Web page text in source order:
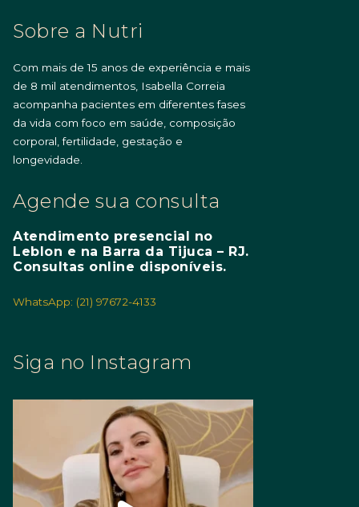
Sobre a Nutri
Com mais de 15 anos de experiência e mais
de 8 mil atendimentos, Isabella Correia
acompanha pacientes em diferentes fases
da vida com foco em saúde, composição
corporal, fertilidade, gestação e
longevidade.
Agende sua consulta
Atendimento presencial no
Leblon e na Barra da Tijuca – RJ.
Consultas online disponíveis.
WhatsApp: (21) 97672-4133
Siga no Instagram